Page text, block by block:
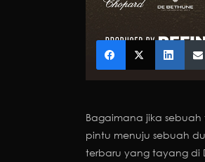
Bagaimana jika
pintu menuju sebuah
terbaru yang tayang di